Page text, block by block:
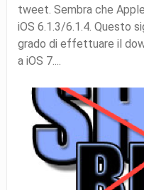
tweet. Sembra che
iOS 6.1.3/6.1.4. Questo
grado di effettuare il
a iOS 7....